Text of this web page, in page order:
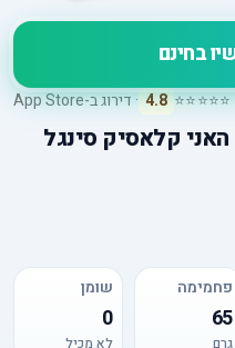
בחינם
⭐⭐⭐⭐⭐
4.8 · דירוג ב-App Store
האני קלאסיק סינגל
פחמימה
65
גרם
שומן
0
לא מכיל